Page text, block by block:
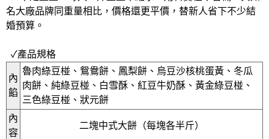
名大廠品牌同重量相比，價格還更平價，替新人省下不少結
婚預算。
✓產品規格
內
餡
魯肉綠豆椪、鴛鴦餅、鳳梨餅、烏豆沙核桃蛋黃、冬瓜
肉餅、純綠豆椪、白雪酥、紅豆牛奶酥、黃金綠豆椪、
三色綠豆椪、狀元餅
內
容
二塊中式大餅（每塊各半斤）